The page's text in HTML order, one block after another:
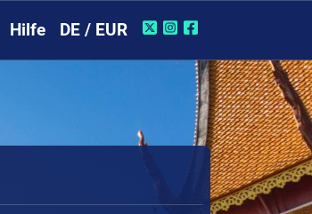
Hilfe DE / EUR